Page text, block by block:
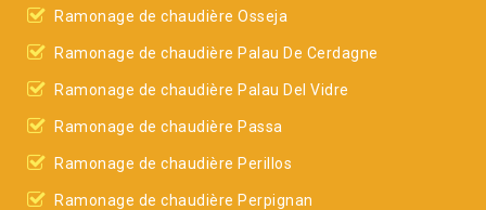
Ramonage de chaudière Osseja
Ramonage de chaudière Palau De Cerdagne
Ramonage de chaudière Palau Del Vidre
Ramonage de chaudière Passa
Ramonage de chaudière Perillos
Ramonage de chaudière Perpignan